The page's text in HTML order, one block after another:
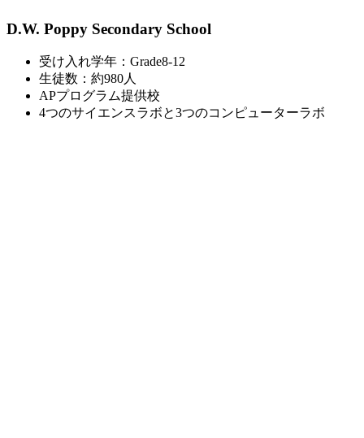
D.W. Poppy Secondary School
受け入れ学年：Grade8-12
生徒数：約980人
APプログラム提供校
4つのサイエンスラボと3つのコンピューターラボ